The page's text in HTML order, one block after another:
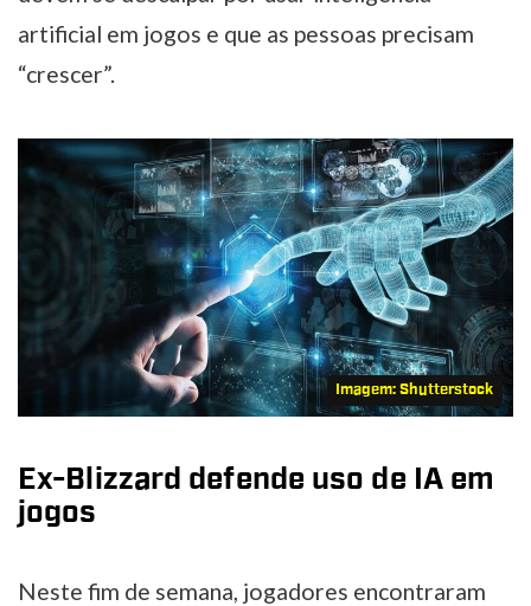
artificial em jogos e que as pessoas precisam
“crescer”.
Imagem: Shutterstock
Ex-Blizzard defende uso de IA em
jogos
Neste fim de semana, jogadores encontraram